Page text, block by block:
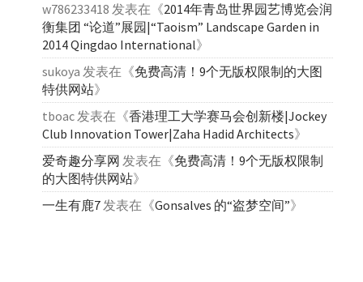
w786233418 发表在《2014年青岛世界园艺博览会润
衡集团 “论道”展园|“Taoism” Landscape Garden in
2014 Qingdao International》
sukoya 发表在《免费高清！9个无版权限制的大图
特供网站》
tboac发表在《香港理工大学赛马会创新楼|Jockey
Club Innovation Tower|Zaha Hadid Architects》
爱奇趣分享网 发表在《免费高清！9个无版权限制
的大图特供网站》
一生有鹿7发表在《Gonsalves 的“盗梦空间”》